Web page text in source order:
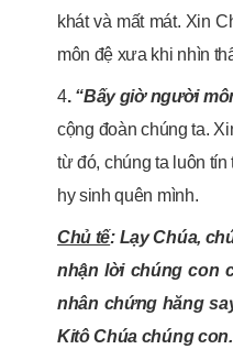
khát và mất mát. Xin
môn đệ xưa khi nhìn
4.“Bấy giờ người
cộng đoàn chúng ta.
từ đó, chúng ta luôn
hy sinh quên mình.
Chủ tế: Lạy Chúa,
nhận lời chúng con
nhân chứng hăng
Kitô Chúa chúng